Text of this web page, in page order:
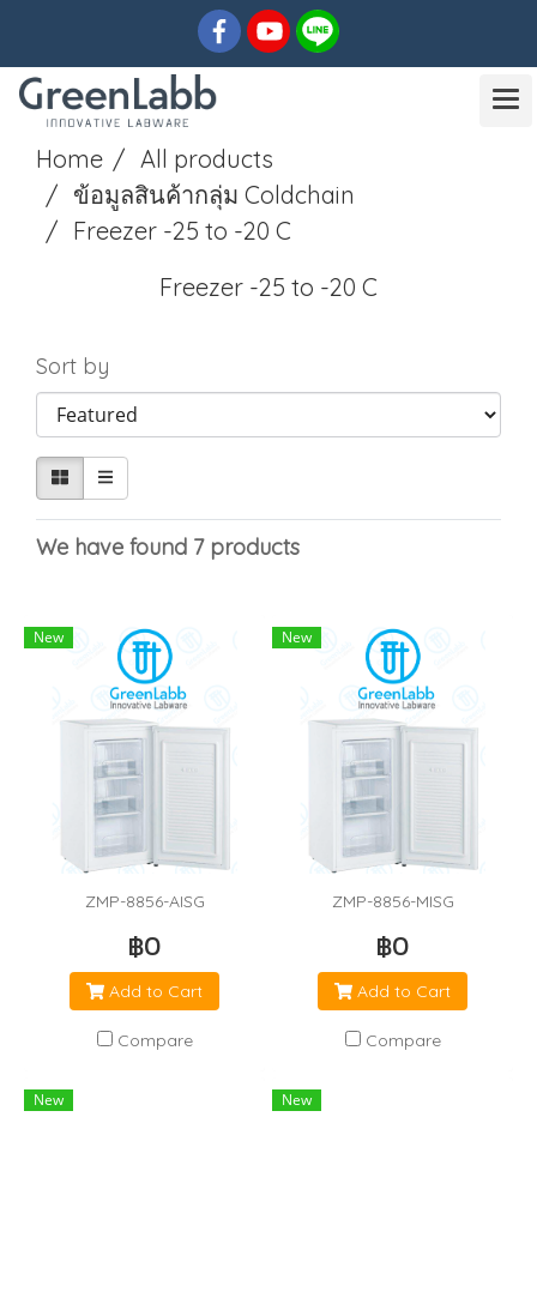
Home
All products
ข้อมูลสินค้ากลุ่ม Coldchain
Freezer -25 to -20 C
Freezer -25 to -20 C
Sort by
We have found 7 products
New
ZMP-8856-AISG
฿0
Add to Cart
Compare
New
ZMP-8856-MISG
฿0
Add to Cart
Compare
New New